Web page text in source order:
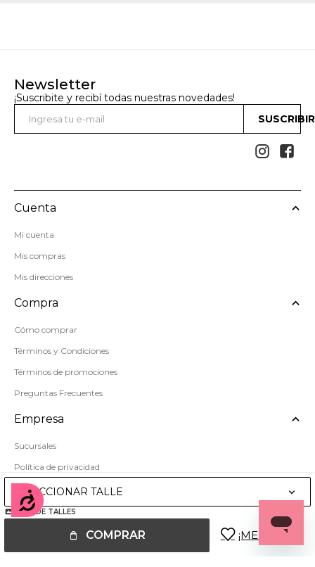
Accesibilidad
SELECCIONAR TALLE
GUÍA DE TALLES
COMPRAR
Newsletter
¡Suscribite y recibí todas nuestras novedades!
 
Cuenta
Mi cuenta
Mis compras
Mis direcciones
Compra
Cómo comprar
Términos y Condiciones
Términos de promociones
Preguntas Frecuentes
Empresa
Sucursales
Política de privacidad
Mapa del sitio